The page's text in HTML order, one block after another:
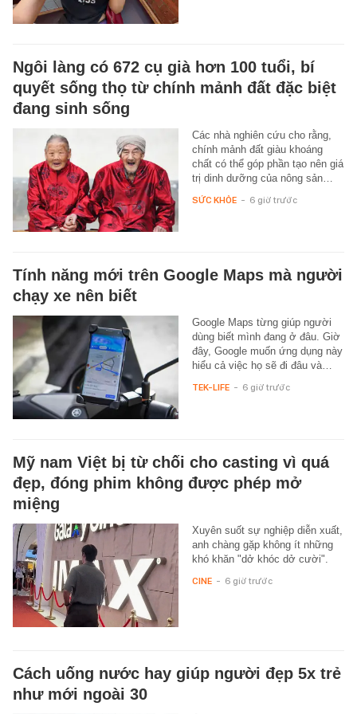
Ngôi làng có 672 cụ già hơn 100 tuổi, bí
quyết sống thọ từ chính mảnh đất đặc biệt
đang sinh sống
Các nhà nghiên cứu cho rằng,
chính mảnh đất giàu khoáng
chất có thể góp phần tạo nên giá
trị dinh dưỡng của nông sản…
SỨC KHỎE - 6 giờ trước
Tính năng mới trên Google Maps mà người
chạy xe nên biết
Google Maps từng giúp người
dùng biết mình đang ở đâu. Giờ
đây, Google muốn ứng dụng này
hiểu cả việc họ sẽ đi đâu và…
TEK-LIFE - 6 giờ trước
Mỹ nam Việt bị từ chối cho casting vì quá
đẹp, đóng phim không được phép mở
miệng
Xuyên suốt sự nghiệp diễn xuất,
anh chàng gặp không ít những
khó khăn "dở khóc dở cười".
CINE - 6 giờ trước
Cách uống nước hay giúp người đẹp 5x trẻ
như mới ngoài 30